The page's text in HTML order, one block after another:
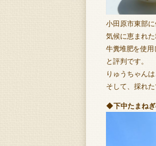
小田原市東部
気候に恵まれた
牛糞堆肥を使用
と評判です。
りゅうちゃん
そして、採れ
◆下中たまね